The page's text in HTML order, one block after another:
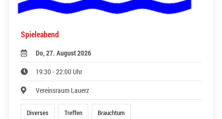
Spieleabend
Do, 27. August 2026
19:30 - 22:00 Uhr
Vereinsraum Lauerz
Diverses Treffen Brauchtum